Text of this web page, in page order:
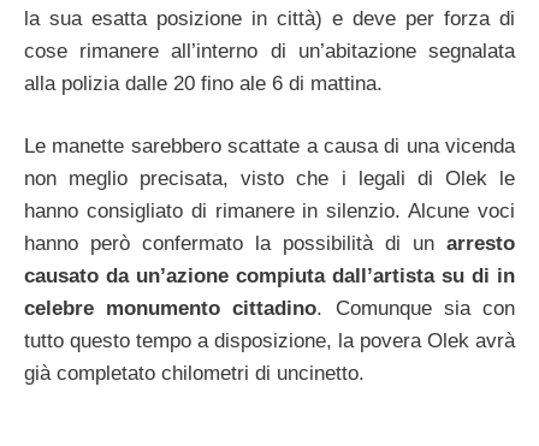
la sua esatta posizione in città) e deve per forza di
cose rimanere all’interno di un’abitazione segnalata
alla polizia dalle 20 fino ale 6 di mattina.
Le manette sarebbero scattate a causa di una vicenda
non meglio precisata, visto che i legali di Olek le
hanno consigliato di rimanere in silenzio. Alcune voci
hanno però confermato la possibilità di un arresto
causato da un’azione compiuta dall’artista su di in
celebre monumento cittadino. Comunque sia con
tutto questo tempo a disposizione, la povera Olek avrà
già completato chilometri di uncinetto.